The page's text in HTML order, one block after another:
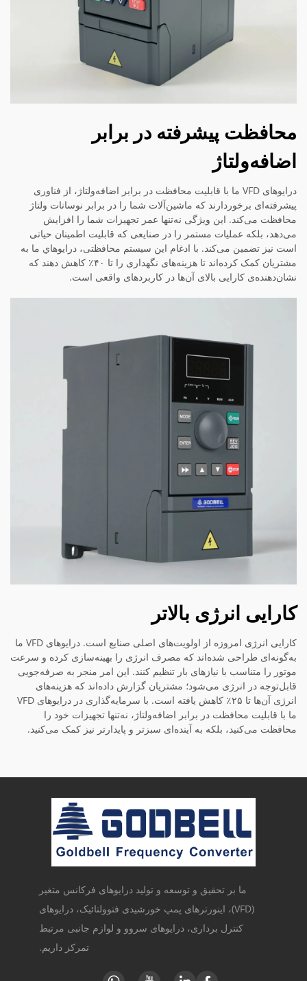
محافظت پیشرفته در برابر
اضافه‌ولتاژ
درایوهای VFD ما با قابلیت محافظت در برابر اضافه‌ولتاژ، از فناوری
پیشرفته‌ای برخوردارند که ماشین‌آلات شما را در برابر نوسانات ولتاژ
محافظت می‌کند. این ویژگی نه‌تنها عمر تجهیزات شما را افزایش
می‌دهد، بلکه عملیات مستمر را در صنایعی که قابلیت اطمینان حیاتی
است نیز تضمین می‌کند. با ادغام این سیستم محافظتی، درایوهاي ما به
مشتریان کمک کرده‌اند تا هزینه‌های نگهداری را تا ۴۰٪ کاهش دهند که
نشان‌دهنده‌ی کارایی بالای آن‌ها در کاربردهای واقعی است.
کارایی انرژی بالاتر
کارایی انرژی امروزه از اولویت‌های اصلی صنایع است. درایوهای VFD ما
به‌گونه‌ای طراحی شده‌اند که مصرف انرژی را بهینه‌سازی کرده و سرعت
موتور را متناسب با نیازهای بار تنظیم کنند. این امر منجر به صرفه‌جویی
قابل‌توجه در انرژی می‌شود؛ مشتریان گزارش داده‌اند که هزینه‌های
انرژی آن‌ها تا ۲۵٪ کاهش یافته است. با سرمایه‌گذاری در درایوهای VFD
ما با قابلیت محافظت در برابر اضافه‌ولتاژ، نه‌تنها تجهیزات خود را
محافظت می‌کنید، بلکه به آینده‌ای سبزتر و پایدارتر نیز کمک می‌کنید.
ما بر تحقیق و توسعه و تولید درایوهای فرکانس متغیر
(VFD)، اینورترهای پمپ خورشیدی فتوولتائیک، درایوهای
کنترل برداری، درایوهای سروو و لوازم جانبی مرتبط
تمرکز داریم.